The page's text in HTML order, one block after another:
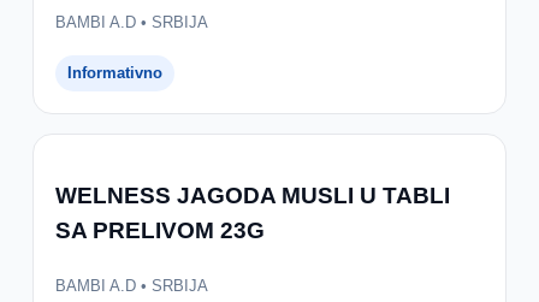
BAMBI A.D • SRBIJA
Informativno
WELNESS JAGODA MUSLI U TABLI
SA PRELIVOM 23G
BAMBI A.D • SRBIJA